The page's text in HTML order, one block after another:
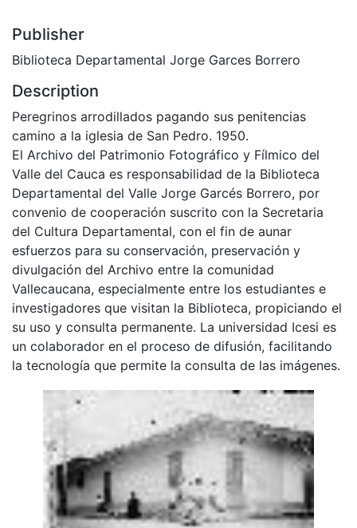
Publisher
Biblioteca Departamental Jorge Garces Borrero
Description
Peregrinos arrodillados pagando sus penitencias
camino a la iglesia de San Pedro. 1950.
El Archivo del Patrimonio Fotográfico y Fílmico del
Valle del Cauca es responsabilidad de la Biblioteca
Departamental del Valle Jorge Garcés Borrero, por
convenio de cooperación suscrito con la Secretaria
del Cultura Departamental, con el fin de aunar
esfuerzos para su conservación, preservación y
divulgación del Archivo entre la comunidad
Vallecaucana, especialmente entre los estudiantes e
investigadores que visitan la Biblioteca, propiciando el
su uso y consulta permanente. La universidad Icesi es
un colaborador en el proceso de difusión, facilitando
la tecnología que permite la consulta de las imágenes.